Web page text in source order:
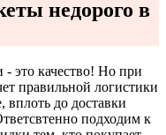
недорого в
это качество! Но при
правильной логистики
вплоть до доставки
подходим к